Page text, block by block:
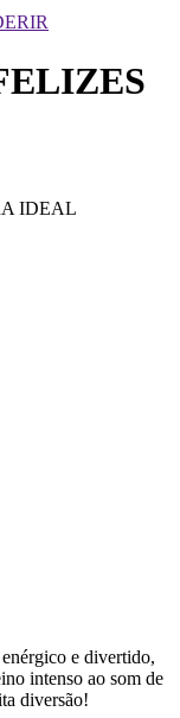
IDEAL
e divertido,
intenso ao som de
diversão!